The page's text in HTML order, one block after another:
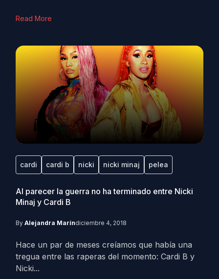
Read More
cardi cardi b nicki nicki minaj pelea
Al parecer la guerra no ha terminado entre Nicki
Minaj y Cardi B
By Alejandra Maríndiciembre 4, 2018
Hace un par de meses creíamos que había una
tregua entre las raperas del momento: Cardi B y
Nicki...